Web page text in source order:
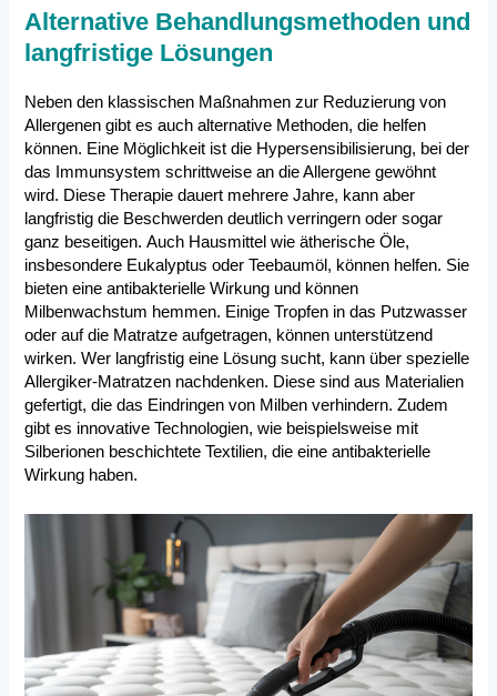
Alternative Behandlungsmethoden und
langfristige Lösungen
Neben den klassischen Maßnahmen zur Reduzierung von
Allergenen gibt es auch alternative Methoden, die helfen
können. Eine Möglichkeit ist die Hypersensibilisierung, bei der
das Immunsystem schrittweise an die Allergene gewöhnt
wird. Diese Therapie dauert mehrere Jahre, kann aber
langfristig die Beschwerden deutlich verringern oder sogar
ganz beseitigen. Auch Hausmittel wie ätherische Öle,
insbesondere Eukalyptus oder Teebaumöl, können helfen. Sie
bieten eine antibakterielle Wirkung und können
Milbenwachstum hemmen. Einige Tropfen in das Putzwasser
oder auf die Matratze aufgetragen, können unterstützend
wirken. Wer langfristig eine Lösung sucht, kann über spezielle
Allergiker-Matratzen nachdenken. Diese sind aus Materialien
gefertigt, die das Eindringen von Milben verhindern. Zudem
gibt es innovative Technologien, wie beispielsweise mit
Silberionen beschichtete Textilien, die eine antibakterielle
Wirkung haben.